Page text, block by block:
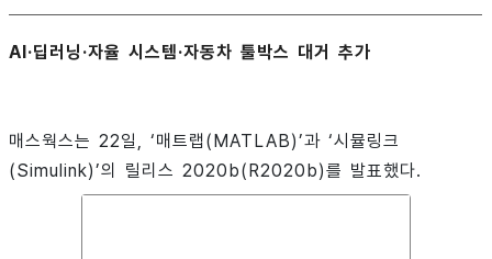
AI·딥러닝·자율 시스템·자동차 툴박스 대거 추가
매스웍스는 22일, ‘매트랩(MATLAB)’과 ‘시뮬링크
(Simulink)’의 릴리스 2020b(R2020b)를 발표했다.